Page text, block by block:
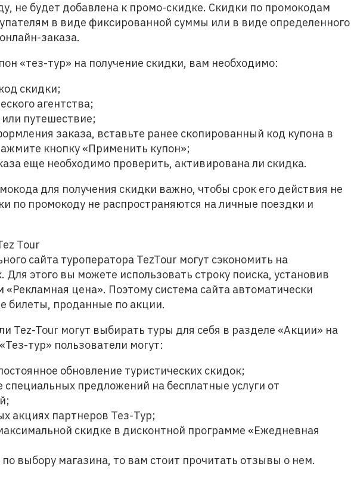
не будет добавлена ​​к промо-скидке. Скидки по промокодам
в виде фиксированной суммы или в виде определенного
заказа.
«тез-тур» на получение скидки, вам необходимо:
скидки;
агентства;
путешествие;
заказа, вставьте ранее скопированный код купона в
кнопку «Применить купон»;
еще необходимо проверить, активирована ли скидка.
для получения скидки важно, чтобы срок его действия не
по промокоду не распространяются на личные поездки и
Tour
сайта туроператора TezTour могут сэкономить на
Для этого вы можете использовать строку поиска, установив
цена». Поэтому система сайта автоматически
билеты, проданные по акции.
Tez-Tour могут выбирать туры для себя в разделе «Акции» на
тур» пользователи могут:
обновление туристических скидок;
предложений на бесплатные услуги от
акциях партнеров Тез-Тур;
скидке в дисконтной программе «Ежедневная
по выбору магазина, то вам стоит прочитать отзывы о нем.